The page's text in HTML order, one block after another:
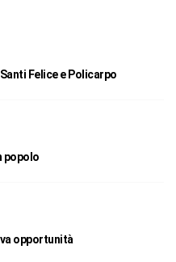
Felice e Policarpo
popolo
opportunità